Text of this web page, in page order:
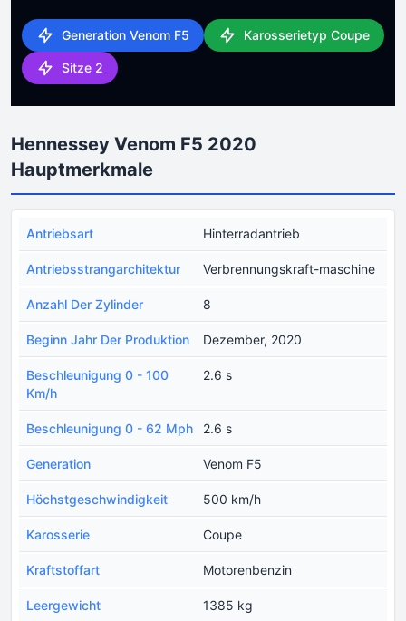
Generation Venom F5 Karosserietyp Coupe
Sitze 2
Hennessey Venom F5 2020
Hauptmerkmale
Antriebsart Hinterradantrieb
Antriebsstrangarchitektur Verbrennungskraft-maschine
Anzahl Der Zylinder 8
Beginn Jahr Der Produktion Dezember, 2020
Beschleunigung 0 - 100
Km/h
2.6 s
Beschleunigung 0 - 62 Mph 2.6 s
Generation Venom F5
Höchstgeschwindigkeit 500 km/h
Karosserie Coupe
Kraftstoffart Motorenbenzin
Leergewicht 1385 kg